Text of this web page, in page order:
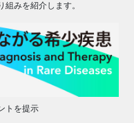
みを紹介します。
トを提示